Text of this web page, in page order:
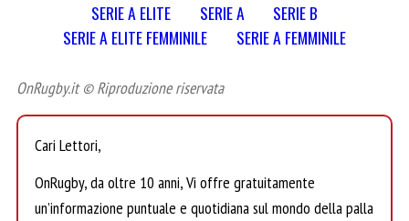
SERIE A ELITE SERIE A
SERIE B
SERIE A ELITE FEMMINILE
SERIE A FEMMINILE
OnRugby.it © Riproduzione riservata
Cari Lettori,
OnRugby, da oltre 10 anni, Vi offre gratuitamente
un’informazione puntuale e quotidiana sul mondo della palla